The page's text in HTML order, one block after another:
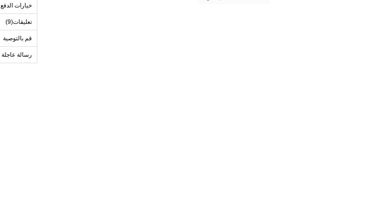
خيارات الدفع
تعليقات(9)
قم بالتوصية
رسالة عاجلة